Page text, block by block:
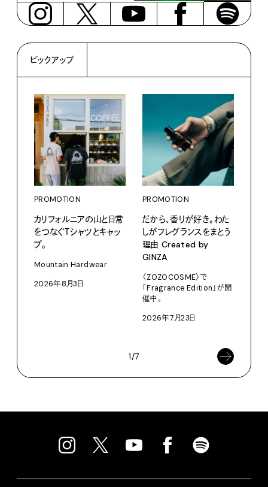
ピックアップ
PROMOTION
カリフォルニアの山と日常
をつなぐＴシャツとキャッ
プ。
Mountain Hardwear
2026年8月3日
PROMOTION
だから、香りが好き。わた
しがフレグランスをまとう
理由 Created by
GINZA
〈ZOZOCOSME〉で
「Fragrance Edition」が開
催中。
2026年7月23日
1/7